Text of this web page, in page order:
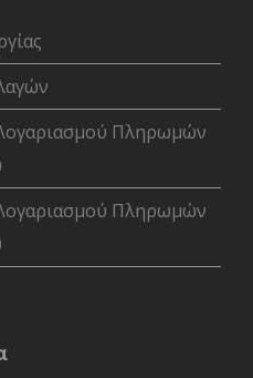
Πληρωμών
Πληρωμών